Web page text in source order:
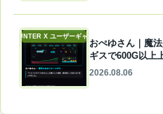
A-COUNTER X ユーザーギャラリー
おぺゆさん｜魔
ギスで600G以上
2026.08.06